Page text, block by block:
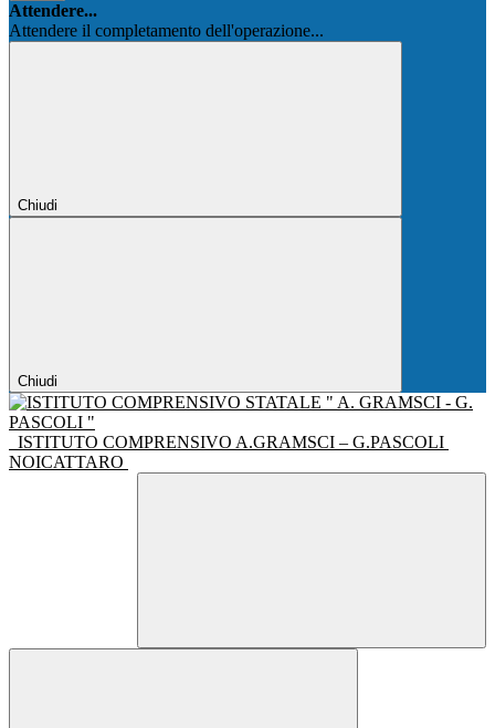
Attendere...
Attendere il completamento dell'operazione...
Chiudi
Chiudi
ISTITUTO COMPRENSIVO A.GRAMSCI – G.PASCOLI
NOICATTARO